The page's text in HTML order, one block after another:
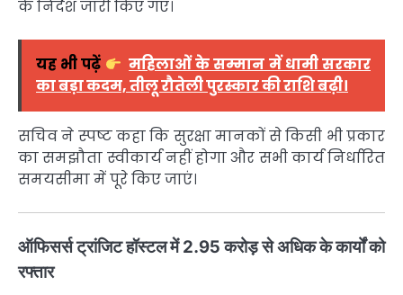
के निर्देश जारी किए गए।
यह भी पढ़ें
महिलाओं के सम्मान में धामी सरकार
का बड़ा कदम, तीलू रौतेली पुरस्कार की राशि बढ़ी।
सचिव ने स्पष्ट कहा कि सुरक्षा मानकों से किसी भी प्रकार
का समझौता स्वीकार्य नहीं होगा और सभी कार्य निर्धारित
समयसीमा में पूरे किए जाएं।
ऑफिसर्स ट्रांजिट हॉस्टलमें 2.95 करोड़ से अधिक के कार्यों को
रफ्तार